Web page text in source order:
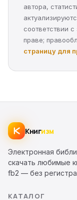
автора,
соответствии
праве;
страницу для
Книгизм
Электронная
скачать любимые
fb2 — без
КАТАЛОГ